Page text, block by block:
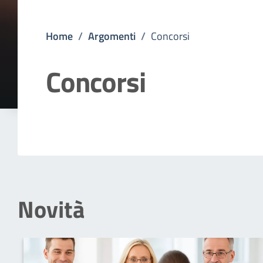
Home / Argomenti / Concorsi
Concorsi
Novità